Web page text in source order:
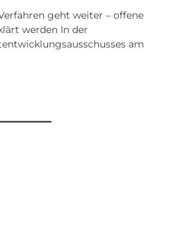
geht weiter – offene
werden In der
am